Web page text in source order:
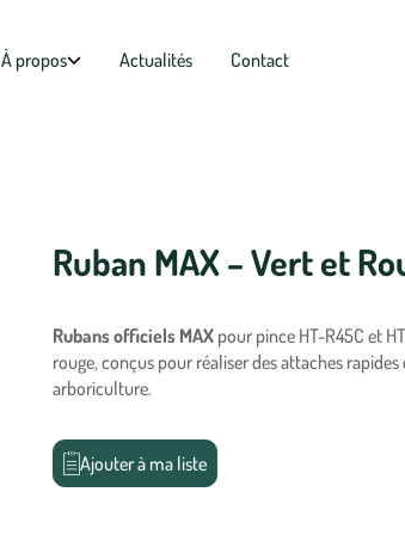
À propos Actualités Contact
Ruban MAX – Vert et
Rubans officiels MAXpour pince HT-R45C et
rouge, conçus pour réaliser des attaches
arboriculture.
Ajouter à ma liste